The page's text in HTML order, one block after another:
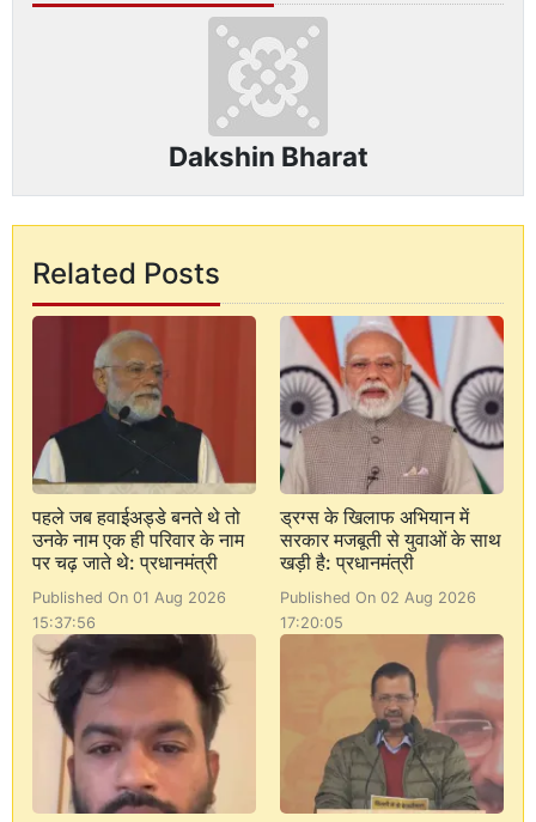
Dakshin Bharat
Related Posts
पहले जब हवाईअड्डे बनते थे तो
उनके नाम एक ही परिवार के नाम
पर चढ़ जाते थे: प्रधानमंत्री
Published On 01 Aug 2026
15:37:56
ड्रग्स के खिलाफ अभियान में
सरकार मजबूती से युवाओं के साथ
खड़ी है: प्रधानमंत्री
Published On 02 Aug 2026
17:20:05